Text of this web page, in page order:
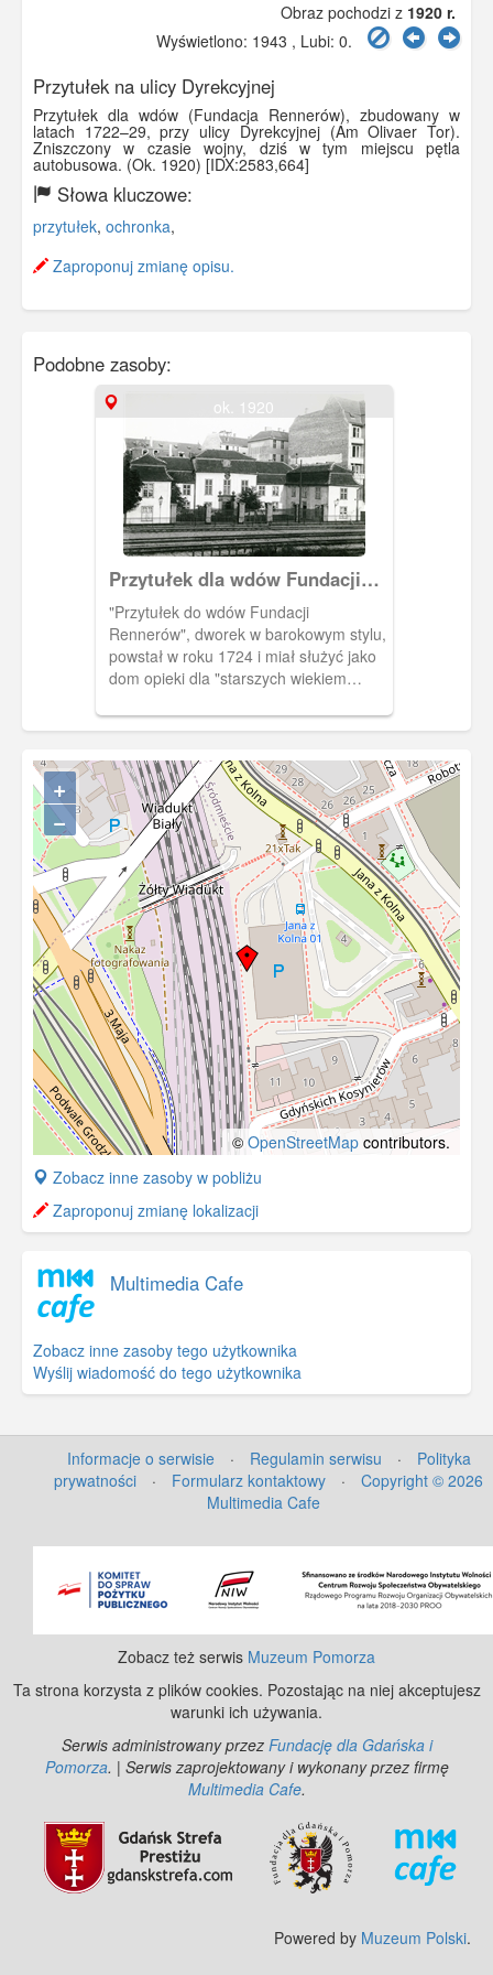
Obraz pochodzi z 1920 r.
Wyświetlono: 1943 , Lubi: 0.
Przytułek na ulicy Dyrekcyjnej
Przytułek dla wdów (Fundacja Rennerów), zbudowany w
latach 1722–29, przy ulicy Dyrekcyjnej (Am Olivaer Tor).
Zniszczony w czasie wojny, dziś w tym miejscu pętla
autobusowa. (Ok. 1920) [IDX:2583,664]
Słowa kluczowe:
przytułek, ochronka,
Zaproponuj zmianę opisu.
Podobne zasoby:
ok. 1920
Przytułek dla wdów Fundacji
Rennerów
"Przytułek do wdów Fundacji
Rennerów", dworek w barokowym stylu,
powstał w roku 1724 i miał służyć jako
dom opieki dla "starszych wiekiem
ul. Am Olivaer Thor i miał nr 9. Budynek
zniszczony i jeszcze w latach 60-tych
zamieszkany. Potem został rozebrany a
teren zajęła zajezdnia autobusowa przy
ul. Jana z Kolna. Dokoła widoczne
kamienice przy ul. Gdyńskich
Kosynierów d. Rennerstiftgasse
+
−
© OpenStreetMap contributors.
+
−
Zobacz inne zasoby w pobliżu
Zaproponuj zmianę lokalizacji
Multimedia Cafe
Zobacz inne zasoby tego użytkownika
Wyślij wiadomość do tego użytkownika
Informacje o serwisie · Regulamin serwisu ·
Polityka
prywatności
· Formularz kontaktowy ·
Copyright © 2026
Multimedia Cafe
Zobacz też serwis Muzeum Pomorza
Ta strona korzysta z plików cookies. Pozostając na niej akceptujesz
warunki ich używania.
Serwis administrowany przez Fundację dla Gdańska i
Pomorza. | Serwis zaprojektowany i wykonany przez firmę
Multimedia Cafe.
Powered by Muzeum Polski.